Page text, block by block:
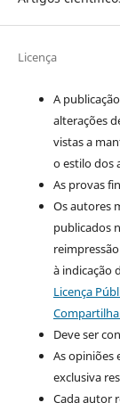
Licença
A
alterações
vistas a
o estilo dos
As provas
Os autores
publicados
à indicação
Licença
Deve ser
As opiniões
exclusiva
Cada autor